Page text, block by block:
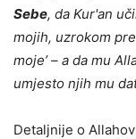
Sebe, da Kur'an
mojih, uzrokom
moje’ – a da mu
umjesto njih mu
Detaljnije o